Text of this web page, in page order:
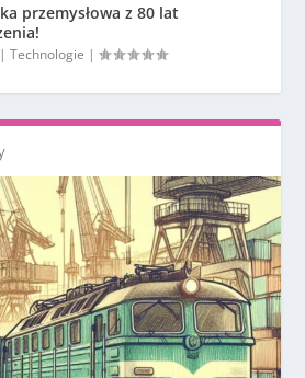
przemysłowa z 80 lat
|Technologie |